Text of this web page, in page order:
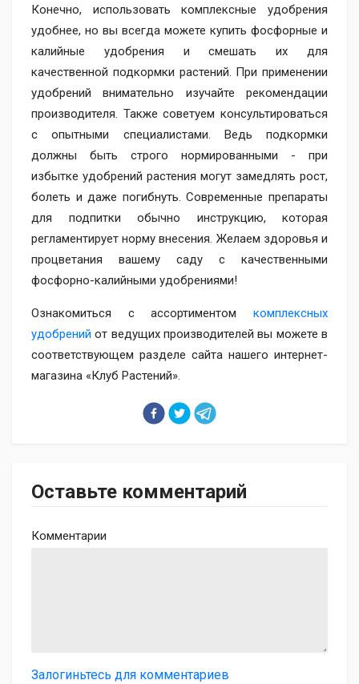
Конечно, использовать комплексные удобрения
удобнее, но вы всегда можете купить фосфорные и
калийные удобрения и смешать их для
качественной подкормки растений. При применении
удобрений внимательно изучайте рекомендации
производителя. Также советуем консультироваться
с опытными специалистами. Ведь подкормки
должны быть строго нормированными - при
избытке удобрений растения могут замедлять рост,
болеть и даже погибнуть. Современные препараты
для подпитки обычно инструкцию, которая
регламентирует норму внесения. Желаем здоровья и
процветания вашему саду с качественными
фосфорно-калийными удобрениями!
Ознакомиться с ассортиментом комплексных
удобрений от ведущих производителей вы можете в
соответствующем разделе сайта нашего интернет-
магазина «Клуб Растений».
Оставьте комментарий
Комментарии
Залогиньтесь для комментариев